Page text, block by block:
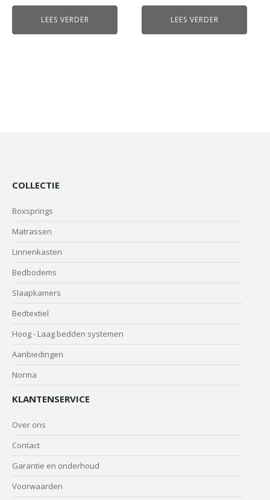
LEES VERDER LEES VERDER
COLLECTIE
Boxsprings
Matrassen
Linnenkasten
Bedbodems
Slaapkamers
Bedtextiel
Hoog - Laag bedden systemen
Aanbiedingen
Norma
KLANTENSERVICE
Over ons
Contact
Garantie en onderhoud
Voorwaarden